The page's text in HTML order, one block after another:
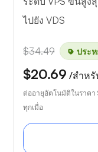
ไปยัง VDS
$34.49 ประ
$20.69 /สำหรั
ต่ออายุอัตโนมัติในราคา
ทุกเมื่อ